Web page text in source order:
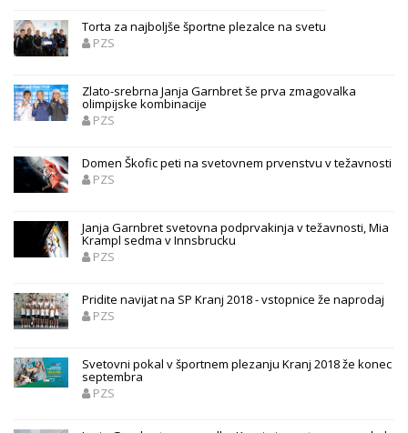
Torta za najboljše športne plezalce na svetu
PZS
Zlato-srebrna Janja Garnbret še prva zmagovalka
olimpijske kombinacije
PZS
Domen Škofic peti na svetovnem prvenstvu v težavnosti
PZS
Janja Garnbret svetovna podprvakinja v težavnosti, Mia
Krampl sedma v Innsbrucku
PZS
Pridite navijat na SP Kranj 2018 - vstopnice že naprodaj
PZS
Svetovni pokal v športnem plezanju Kranj 2018 že konec
septembra
PZS